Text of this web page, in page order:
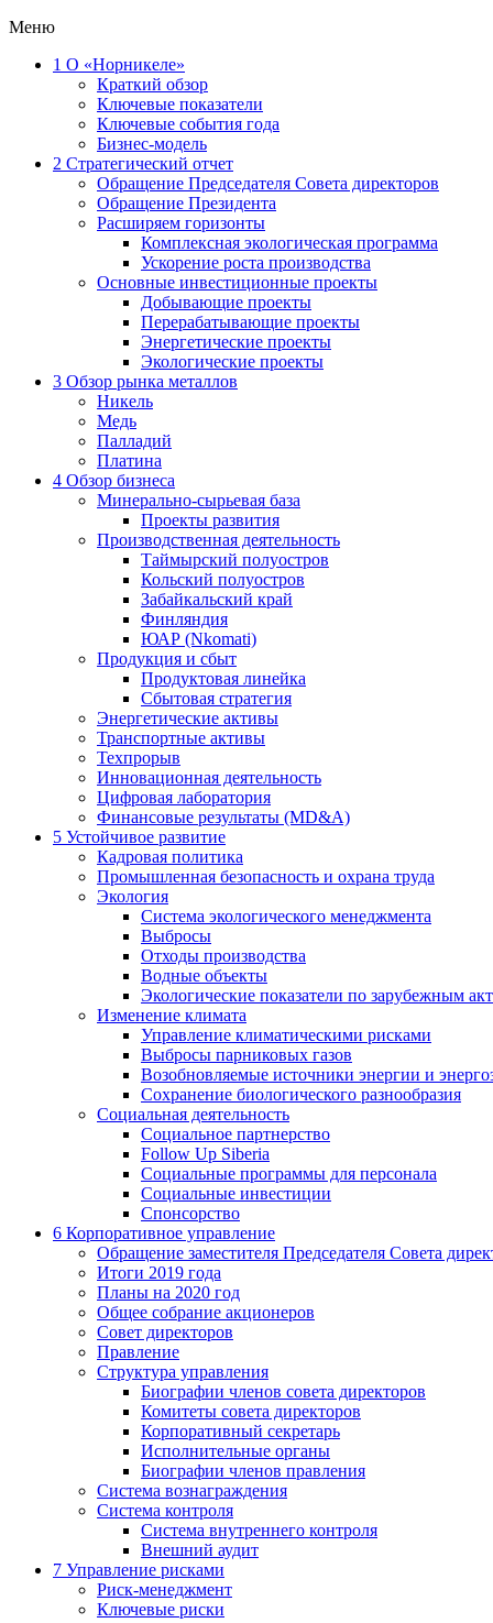
Меню
1 О «Норникеле»
Краткий обзор
Ключевые показатели
Ключевые события года
Бизнес-модель
2 Стратегический отчет
Обращение Председателя Совета директоров
Обращение Президента
Расширяем горизонты
Комплексная экологическая программа
Ускорение роста производства
Основные инвестиционные проекты
Добывающие проекты
Перерабатывающие проекты
Энергетические проекты
Экологические проекты
3 Обзор рынка металлов
Никель
Медь
Палладий
Платина
4 Обзор бизнеса
Минерально-сырьевая база
Проекты развития
Производственная деятельность
Таймырский полуостров
Кольский полуостров
Забайкальский край
Финляндия
ЮАР (Nkomati)
Продукция и сбыт
Продуктовая линейка
Сбытовая стратегия
Энергетические активы
Транспортные активы
Техпрорыв
Инновационная деятельность
Цифровая лаборатория
Финансовые результаты (MD&A)
5 Устойчивое развитие
Кадровая политика
Промышленная безопасность и охрана труда
Экология
Система экологического менеджмента
Выбросы
Отходы производства
Водные объекты
Экологические показатели по зарубежным
Изменение климата
Управление климатическими рисками
Выбросы парниковых газов
Возобновляемые источники энергии и
Сохранение биологического разнообразия
Социальная деятельность
Социальное партнерство
Follow Up Siberia
Социальные программы для персонала
Социальные инвестиции
Спонсорство
6 Корпоративное управление
Обращение заместителя Председателя Совета
Итоги 2019 года
Планы на 2020 год
Общее собрание акционеров
Совет директоров
Правление
Структура управления
Биографии членов совета директоров
Комитеты совета директоров
Корпоративный секретарь
Исполнительные органы
Биографии членов правления
Система вознаграждения
Система контроля
Система внутреннего контроля
Внешний аудит
7 Управление рисками
Риск-менеджмент
Ключевые риски